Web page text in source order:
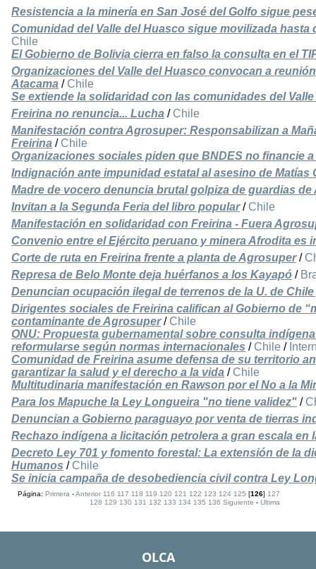
Resistencia a la minería en San José del Golfo sigue
Comunidad del Valle del Huasco sigue movilizada
Chile
El Gobierno de Bolivia cierra en falso la consulta en el
Organizaciones del Valle del Huasco convocan a
Atacama / Chile
Se extiende la solidaridad con las comunidades del
Freirina no renuncia... Lucha / Chile
Manifestación contra Agrosuper: Responsabilizan a
Freirina / Chile
Organizaciones sociales piden que BNDES no financie
Indignación ante impunidad estatal al asesino de Matías
Madre de vocero denuncia brutal golpiza de guardias de
Invitan a la Segunda Feria del libro popular/ Chile
Manifestación en solidaridad con Freirina - Fuera
Convenio entre el Ejército peruano y minera Afrodita es
Corte de ruta en Freirina frente a planta de Agrosuper/
Represa de Belo Monte deja huérfanos a los Kayapó /
Denuncian ocupación ilegal de terrenos de la U. de
Dirigentes sociales de Freirina califican al Gobierno de
contaminante de Agrosuper/ Chile
ONU: Propuesta gubernamental sobre consulta
reformularse según normas internacionales / Chile /
Comunidad de Freirina asume defensa de su territorio
garantizar la salud y el derecho a la vida / Chile
Multitudinaria manifestación en Rawson por el No a la
Para los Mapuche la Ley Longueira "no tiene validez" /
Denuncian a Gobierno paraguayo por venta de tierras
Rechazo indígena a licitación petrolera a gran escala en
Decreto Ley 701 y fomento forestal: La extensión de la
Humanos / Chile
Se inicia campaña de desobediencia civil contra Ley
Página:Primera -Anterior 116 117 118 119 120 121 122 123 124 125 [126]127
128 129 130 131 132 133 134 135 136 Siguiente -Ultima
OLCA